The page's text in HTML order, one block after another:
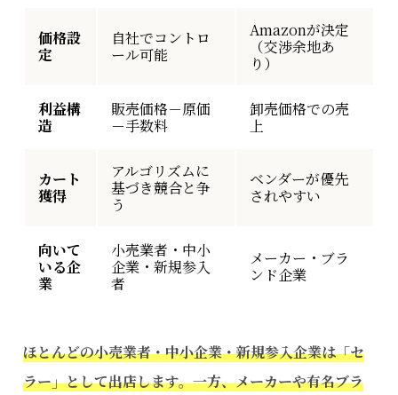
価格設
定
自社でコントロ
ール可能
Amazonが決定
（交渉余地あ
り）
利益構
造
販売価格－原価
－手数料
卸売価格での売
上
カート
獲得
アルゴリズムに
基づき競合と争
う
ベンダーが優先
されやすい
向いて
いる企
業
小売業者・中小
企業・新規参入
者
メーカー・ブラ
ンド企業
ほとんどの小売業者・中小企業・新規参入企業は「セ
ラー」として出店します。一方、メーカーや有名ブラ